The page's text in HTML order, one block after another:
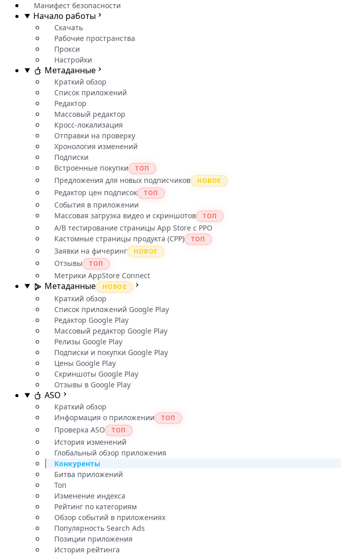
Манифест безопасности
Начало работы
Скачать
Рабочие пространства
Прокси
Настройки
Метаданные
Краткий обзор
Список приложений
Редактор
Массовый редактор
Кросс-локализация
Отправки на проверку
Хронология изменений
Подписки
Встроенные покупки
ТОП
Предложения для новых подписчиков НОВОЕ
Редактор цен подписок ТОП
События в приложении
Массовая загрузка видео и скриншотов
ТОП
A/B тестирование страницы App Store с PPO
Кастомные страницы продукта (CPP)
ТОП
Заявки на фичеринг НОВОЕ
Отзывы ТОП
Метрики AppStore Connect
Метаданные НОВОЕ
Краткий обзор
Список приложений Google Play
Редактор Google Play
Массовый редактор Google Play
Релизы Google Play
Подписки и покупки Google Play
Цены Google Play
Скриншоты Google Play
Отзывы в Google Play
ASO
Краткий обзор
Информация о приложении
ТОП
Проверка ASO ТОП
История изменений
Глобальный обзор приложения
Конкуренты
Битва приложений
Топ
Изменение индекса
Рейтинг по категориям
Обзор событий в приложениях
Популярность Search Ads
Позиции приложения
История рейтинга